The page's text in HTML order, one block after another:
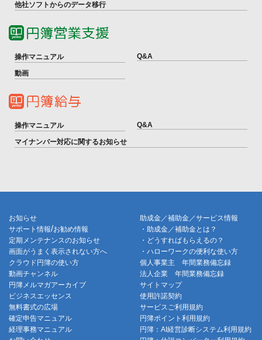
他社ソフトからのデータ移行
操作マニュアル Q&A
動画
操作マニュアル Q&A
マイナンバー対応に関するお知らせ
お知らせ
サポート情報/お勧め情報
定期メンテナンスのお知らせ
画面がうまく表示されない方へ
クラウド円簿の使い方
動画チャンネル
円簿メルマガアーカイブ
助成金／補助金／サービス情報
・助成金／補助金とは？
・どうすればもらえるの？
・ハローワークの便利な使い方
個人事業主 年間業務備忘録
法人企業 年間業務備忘録
サイトマップ
ビジネスエッセンス
無料書式の広場
確定申告マニュアル
経理事務マニュアル
使用許諾契約
サービスご利用規約
円簿ポイント利用規約
円簿：AI経営診断システム利用規約